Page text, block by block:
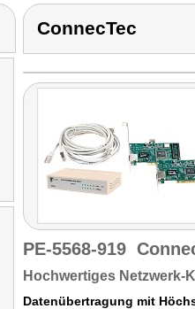
ConnecTec
PE-5568-919
Hochwertiges Netzwerk-
Datenübertragung mit